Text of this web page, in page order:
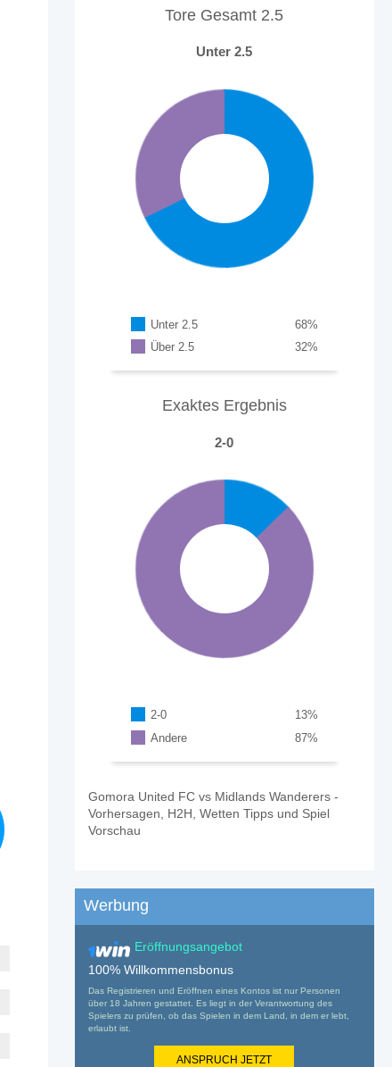
Tore Gesamt 2.5
Unter 2.5
Unter 2.5 %
68
Über 2.5
%
32
Exaktes Ergebnis
2-0
2-0 %
13
Andere
%
87
Gomora United FC vs Midlands Wanderers -
Vorhersagen, H2H, Wetten Tipps und Spiel
Vorschau
Werbung
Eröffnungsangebot
100% Willkommensbonus
Das Registrieren und Eröffnen eines Kontos ist nur Personen
über 18 Jahren gestattet. Es liegt in der Verantwortung des
Spielers zu prüfen, ob das Spielen in dem Land, in dem er lebt,
erlaubt ist.
ANSPRUCH JETZT